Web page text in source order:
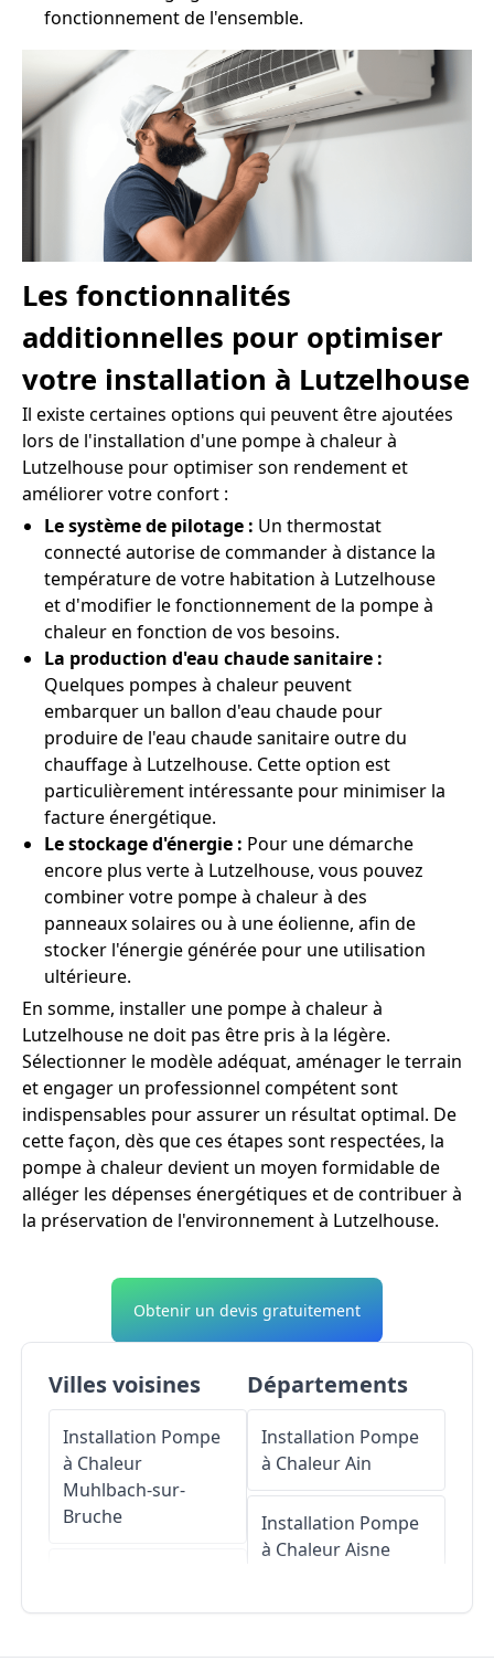
fonctionnement de l'ensemble.
Les fonctionnalités
additionnelles pour optimiser
votre installation à Lutzelhouse
Il existe certaines options qui peuvent être ajoutées
lors de l'installation d'une pompe à chaleur à
Lutzelhouse pour optimiser son rendement et
améliorer votre confort :
Le système de pilotage : Un thermostat
connecté autorise de commander à distance la
température de votre habitation à Lutzelhouse
et d'modifier le fonctionnement de la pompe à
chaleur en fonction de vos besoins.
La production d'eau chaude sanitaire :
Quelques pompes à chaleur peuvent
embarquer un ballon d'eau chaude pour
produire de l'eau chaude sanitaire outre du
chauffage à Lutzelhouse. Cette option est
particulièrement intéressante pour minimiser la
facture énergétique.
Le stockage d'énergie : Pour une démarche
encore plus verte à Lutzelhouse, vous pouvez
combiner votre pompe à chaleur à des
panneaux solaires ou à une éolienne, afin de
stocker l'énergie générée pour une utilisation
ultérieure.
En somme, installer une pompe à chaleur à
Lutzelhouse ne doit pas être pris à la légère.
Sélectionner le modèle adéquat, aménager le terrain
et engager un professionnel compétent sont
indispensables pour assurer un résultat optimal. De
cette façon, dès que ces étapes sont respectées, la
pompe à chaleur devient un moyen formidable de
alléger les dépenses énergétiques et de contribuer à
la préservation de l'environnement à Lutzelhouse.
Obtenir un devis gratuitement
Villes voisines
Installation Pompe
à Chaleur
Muhlbach-sur-
Bruche
Installation Pompe
Départements
Installation Pompe
à ChaleurAin
Installation Pompe
à ChaleurAisne
Installation Pompe